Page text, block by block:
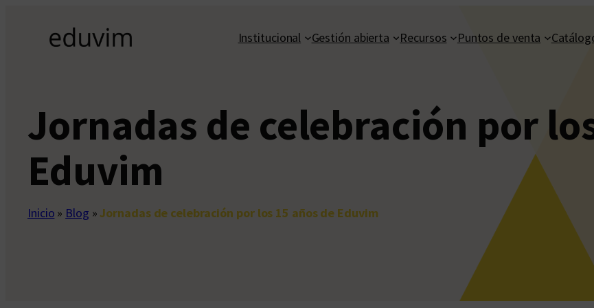
contenido
Institucional Gestión abierta Recursos Puntos de venta
Jornadas de celebración por
Eduvim
Inicio » Blog »Jornadas de celebración por los 15 años de Eduvim